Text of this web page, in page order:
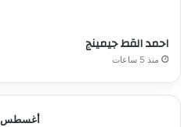
احمد القط جيمينج
منذ 5 ساعات
أغسطس 2026